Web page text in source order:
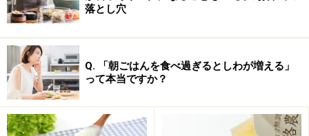
常に重くなりやすい点にあります。皮膚のかゆみやじん
ましんだけでなく、呼吸困難や血圧低下を伴う
ラキシーショックを引き起こすことがあるためです。少
量でも命に関わるほどの危険を伴いますので、子どもの
おやつの量であっても決して油断はできません。お菓子
などに少量使われている場合もありますので、十分に注
意すべきです。
落とし穴
Q. 「朝ごはんを食べ過ぎるとしわが増える」
って本当ですか？